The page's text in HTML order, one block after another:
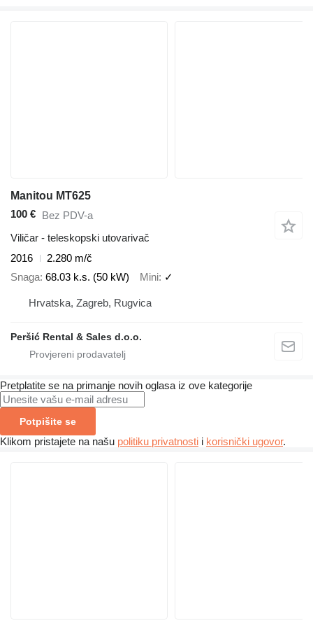
Manitou MT625
100 € Bez PDV-a
Viličar - teleskopski utovarivač
2016
2.280 m/č
Snaga 68.03 k.s. (50 kW) Mini ✓
Hrvatska, Zagreb, Rugvica
Peršić Rental & Sales d.o.o.
Pretplatite se na primanje novih oglasa iz ove kategorije
Potpišite se
Klikom pristajete na našu politiku privatnosti i korisnički ugovor.